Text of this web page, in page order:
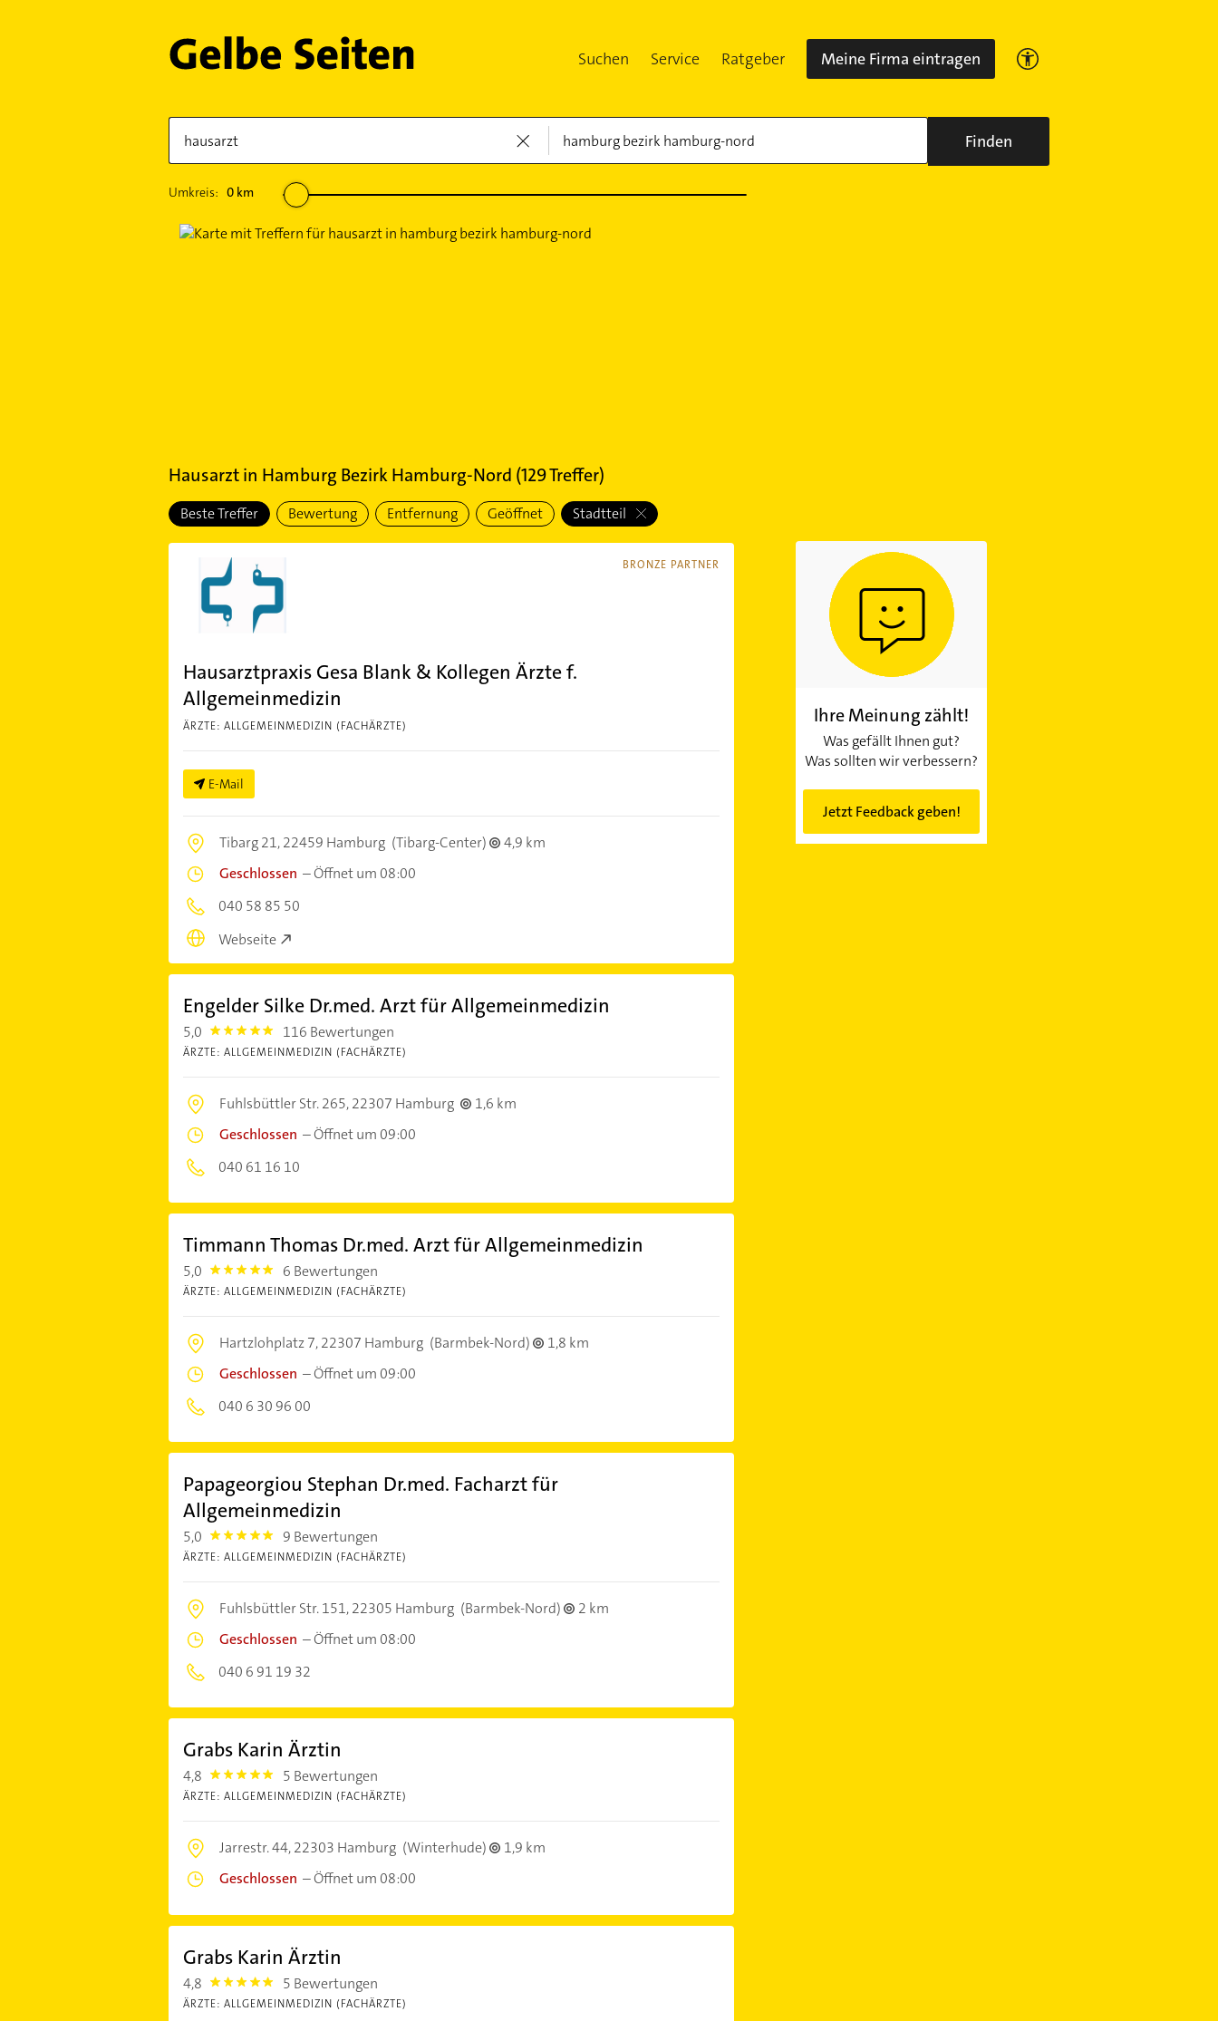
Suchen Service Ratgeber Meine Firma eintragen
Finden
Umkreis: 0km
Hausarztin Hamburg Bezirk Hamburg-Nord (129Treffer)
Beste Treffer Bewertung Entfernung Geöffnet Stadtteil
BRONZE PARTNER
Hausarztpraxis Gesa Blank & Kollegen Ärzte f.
Allgemeinmedizin
ÄRZTE: ALLGEMEINMEDIZIN (FACHÄRZTE)
E-Mail
Tibarg 21,22459 Hamburg (Tibarg-Center)
4,9 km
Geschlossen –Öffnet um 08:00
040 58 85 50
Webseite
Engelder Silke Dr.med. Arzt für Allgemeinmedizin
5,0 5.0 116 Bewertungen
ÄRZTE: ALLGEMEINMEDIZIN (FACHÄRZTE)
Fuhlsbüttler Str. 265,22307 Hamburg
1,6 km
Geschlossen –Öffnet um 09:00
040 61 16 10
Timmann Thomas Dr.med. Arzt für Allgemeinmedizin
5,0 5.0 6 Bewertungen
ÄRZTE: ALLGEMEINMEDIZIN (FACHÄRZTE)
Hartzlohplatz 7,22307 Hamburg (Barmbek-Nord)
1,8 km
Geschlossen –Öffnet um 09:00
040 6 30 96 00
Papageorgiou Stephan Dr.med. Facharzt für
Allgemeinmedizin
5,0 5.0 9 Bewertungen
ÄRZTE: ALLGEMEINMEDIZIN (FACHÄRZTE)
Fuhlsbüttler Str. 151,22305 Hamburg (Barmbek-Nord)
2 km
Geschlossen –Öffnet um 08:00
040 6 91 19 32
Grabs Karin Ärztin
4,8 4.8 5 Bewertungen
ÄRZTE: ALLGEMEINMEDIZIN (FACHÄRZTE)
Jarrestr. 44,22303 Hamburg (Winterhude)
1,9 km
Geschlossen –Öffnet um 08:00
Grabs Karin Ärztin
4,8 4.8 5 Bewertungen
ÄRZTE: ALLGEMEINMEDIZIN (FACHÄRZTE)
Ihre Meinung zählt!
Was gefällt Ihnen gut?
Was sollten wir verbessern?
Jetzt Feedback geben!